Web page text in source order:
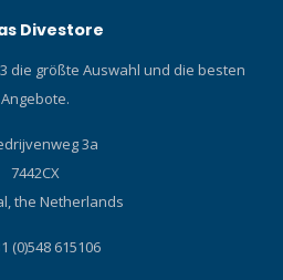
Divestore
die größte Auswahl und die besten
Angebote.
3a
7442CX
the Netherlands
(0)548 615106